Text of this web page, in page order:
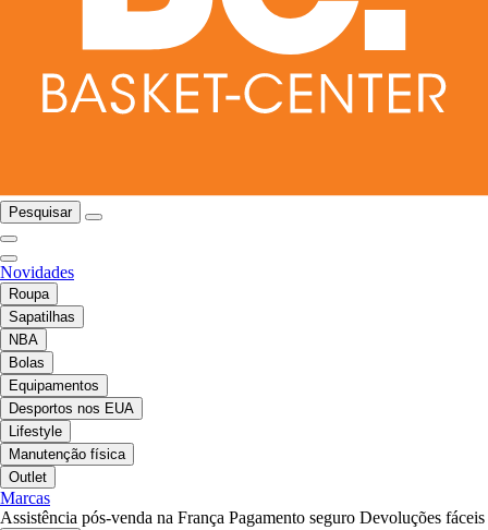
Pesquisar
Novidades
Roupa
Sapatilhas
NBA
Bolas
Equipamentos
Desportos nos EUA
Lifestyle
Manutenção física
Outlet
Marcas
Assistência pós-venda na França Pagamento seguro Devoluções fáceis